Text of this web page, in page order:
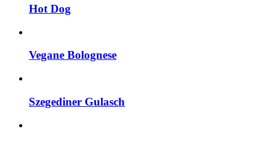
Hot Dog
Vegane Bolognese
Szegediner Gulasch